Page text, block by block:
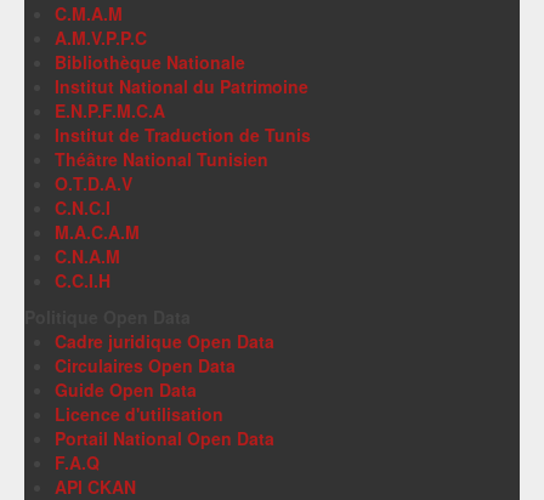
C.M.A.M
A.M.V.P.P.C
Bibliothèque Nationale
Institut National du Patrimoine
E.N.P.F.M.C.A
Institut de Traduction de Tunis
Théâtre National Tunisien
O.T.D.A.V
C.N.C.I
M.A.C.A.M
C.N.A.M
C.C.I.H
Cadre juridique Open Data
Circulaires Open Data
Guide Open Data
Licence d'utilisation
Portail National Open Data
F.A.Q
API CKAN